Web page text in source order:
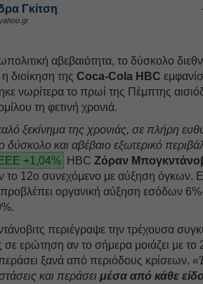
Γκίτση
αβεβαιότητα, το δύσκολο
διοίκηση τηςCoca-Cola HBC
νωρίτερα το πρωί της Πέμπτης
τη φετινή χρονιά.
ξεκίνημα της χρονιάς, σε πλήρη
δύσκολο και αβέβαιο εξωτερικό
ΕΕΕ +1,04% HBCΖόραν
το 12ο συνεχόμενο με αύξηση όγκων.
οργανική αύξηση εσόδων
περιέγραψε την τρέχουσα
ερώτηση αν το σήμερα μοιάζει με το
περάσει ξανά από περιόδους κρίσεων.
και περάσειμέσα από κάθε